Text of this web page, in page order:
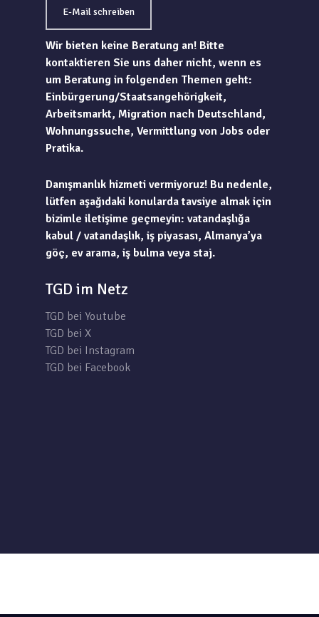
E-Mail schreiben
Wir bieten keine Beratung an! Bitte
kontaktieren Sie uns daher nicht, wenn es
um Beratung in folgenden Themen geht:
Einbürgerung/Staatsangehörigkeit,
Arbeitsmarkt, Migration nach Deutschland,
Wohnungssuche, Vermittlung von Jobs oder
Pratika.
Danışmanlık hizmeti vermiyoruz! Bu nedenle,
lütfen aşağıdaki konularda tavsiye almak için
bizimle iletişime geçmeyin: vatandaşlığa
kabul / vatandaşlık, iş piyasası, Almanya’ya
göç, ev arama, iş bulma veya staj.
TGD im Netz
TGD bei Youtube
TGD bei X
TGD bei Instagram
TGD bei Facebook